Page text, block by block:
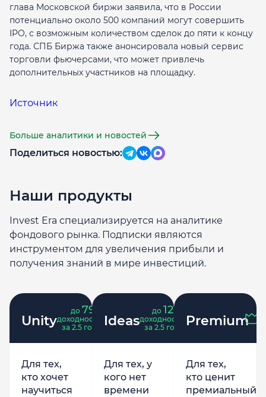
глава Московской биржи заявила, что в России
потенциально около 500 компаний могут совершить
IPO, с возможным количеством сделок до пяти к концу
года. СПБ Биржа также анонсировала новый сервис
торговли фьючерсами, что может привлечь
дополнительных участников на площадку.
Источник
Больше аналитики и новостей
Поделиться новостью:
Наши продукты
Invest Era специализируется на аналитике
фондового рынка. Подписки являются
инструментом для увеличения прибыли и
получения знаний в мире инвестиций.
Unity
до 79
доходность
за 2.5 года
Для тех,
кто хочет
научиться
Ideas
до 121
доходность
за 2.5 года
Для тех, у
кого нет
времени
Premium
Для тех,
кто ценит
премиальный